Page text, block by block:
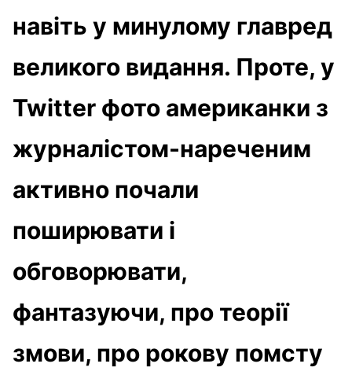
навіть у минулому главред
великого видання. Проте, у
Twitter фото американки з
журналістом-нареченим
активно почали
поширювати і
обговорювати,
фантазуючи, про теорії
змови, про рокову помсту